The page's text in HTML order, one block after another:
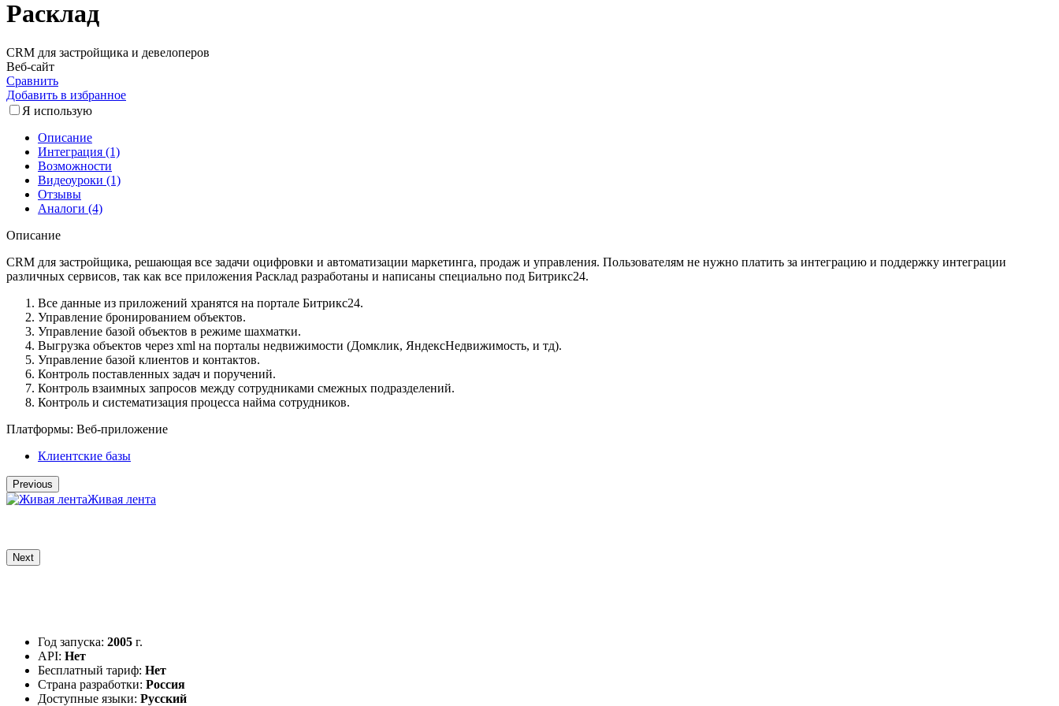
Расклад
CRM для застройщика и девелоперов
Веб-сайт
Сравнить
Добавить в избранное
Я использую
Описание
Интеграция (1)
Возможности
Видеоуроки (1)
Отзывы
Аналоги (4)
Описание
CRM для застройщика, решающая все задачи оцифровки и автоматизации маркетинга, продаж и управления. Пользователям не нужно платить за интеграцию и поддержку интеграции
различных сервисов, так как все приложения Расклад разработаны и написаны специально под Битрикс24.
Все данные из приложений хранятся на портале Битрикс24.
Управление бронированием объектов.
Управление базой объектов в режиме шахматки.
Выгрузка объектов через xml на порталы недвижимости (Домклик, ЯндексНедвижимость, и тд).
Управление базой клиентов и контактов.
Контроль поставленных задач и поручений.
Контроль взаимных запросов между сотрудниками смежных подразделений.
Контроль и систематизация процесса найма сотрудников.
Платформы: Веб-приложение
Клиентские базы
Previous
Живая лента
Next
Год запуска: 2005 г.
API: Нет
Бесплатный тариф: Нет
Страна разработки: Россия
Доступные языки: Русский